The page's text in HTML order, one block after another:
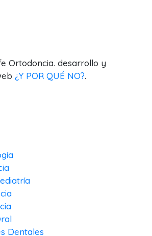
Ortodoncia. desarrollo y
¿Y POR QUÉ NO?.
Dentales